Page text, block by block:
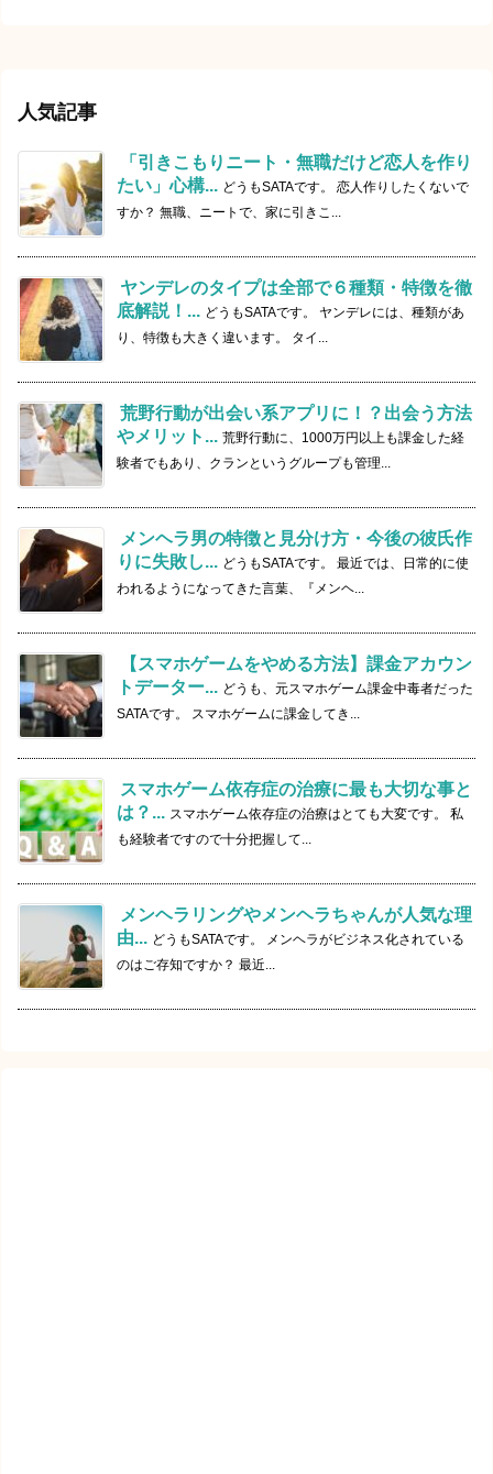
人気記事
「引きこもりニート・無職だけど恋人を作り
たい」心構... どうもSATAです。 恋人作りしたくないで
すか？ 無職、ニートで、家に引きこ...
ヤンデレのタイプは全部で６種類・特徴を徹
底解説！... どうもSATAです。 ヤンデレには、種類があ
り、特徴も大きく違います。 タイ...
荒野行動が出会い系アプリに！？出会う方法
やメリット... 荒野行動に、1000万円以上も課金した経
験者でもあり、クランというグループも管理...
メンヘラ男の特徴と見分け方・今後の彼氏作
りに失敗し... どうもSATAです。 最近では、日常的に使
われるようになってきた言葉、『メンヘ...
【スマホゲームをやめる方法】課金アカウン
トデーター... どうも、元スマホゲーム課金中毒者だった
SATAです。 スマホゲームに課金してき...
スマホゲーム依存症の治療に最も大切な事と
は？... スマホゲーム依存症の治療はとても大変です。 私
も経験者ですので十分把握して...
メンヘラリングやメンヘラちゃんが人気な理
由... どうもSATAです。 メンヘラがビジネス化されている
のはご存知ですか？ 最近...